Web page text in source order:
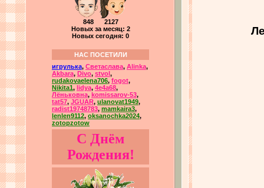
848 2127
Новых за месяц: 2
Новых сегодня: 0
НАС ПОСЕТИЛИ
игрулька, Светаслава, Alinka,
Akbara, Divo, stvol ,
rudakovaelena706, fogot,
Nikita1, lidya, 4e4a68,
Лёньковна, komissarov-53,
tat57, JGUAR, ulanovat1949,
radist19748783, mamkaira3,
lenlen9112, oksanochka2024,
zotopzotow
С Днём
Рождения!